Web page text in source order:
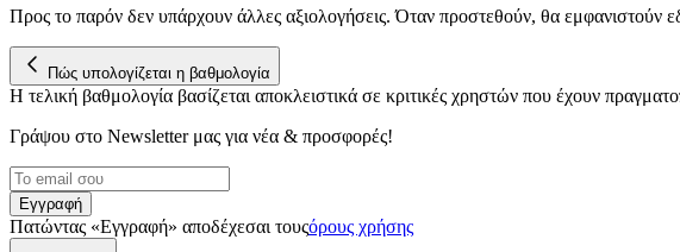
Προς το παρόν δεν υπάρχουν άλλες αξιολογήσεις. Όταν προστεθούν, θα εμφανιστούν
Πώς υπολογίζεται η βαθμολογία
Η τελική βαθμολογία βασίζεται αποκλειστικά σε κριτικές χρηστών που έχουν
Γράψου στο Νewsletter μας για νέα & προσφορές!
Εγγραφή
Πατώντας «Εγγραφή» αποδέχεσαι τουςόρους χρήσης